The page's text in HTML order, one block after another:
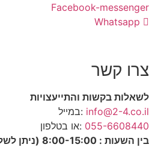
Facebook-messenger
Whatsapp
צרו קשר
לשאלות בקשות והתייעצויות
info@2-4.co.il :במייל
055-6608440 :או בטלפון
בין השעות : 8:00-15:00 (ניתן לשלוח גם וואטסאפ)